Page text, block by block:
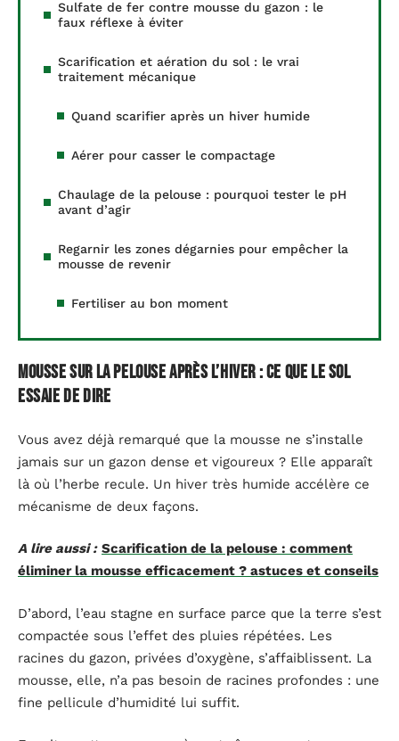
Sulfate de fer contre mousse du gazon : le
faux réflexe à éviter
Scarification et aération du sol : le vrai
traitement mécanique
Quand scarifier après un hiver humide
Aérer pour casser le compactage
Chaulage de la pelouse : pourquoi tester le pH
avant d’agir
Regarnir les zones dégarnies pour empêcher la
mousse de revenir
Fertiliser au bon moment
Mousse sur la pelouse après l’hiver : ce que le sol
essaie de dire
Vous avez déjà remarqué que la mousse ne s’installe
jamais sur un gazon dense et vigoureux ? Elle apparaît
là où l’herbe recule. Un hiver très humide accélère ce
mécanisme de deux façons.
A lire aussi : Scarification de la pelouse : comment
éliminer la mousse efficacement ? astuces et conseils
D’abord, l’eau stagne en surface parce que la terre s’est
compactée sous l’effet des pluies répétées. Les
racines du gazon, privées d’oxygène, s’affaiblissent. La
mousse, elle, n’a pas besoin de racines profondes : une
fine pellicule d’humidité lui suffit.